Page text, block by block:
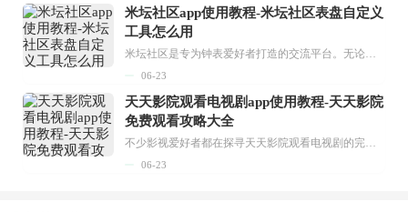
米坛社区app使用教程-米坛社区表盘自定义
工具怎么用
米坛社区是专为钟表爱好者打造的交流平台。无论你是初涉钟表领域的普通爱好者，还是拥有多年收藏经验的资深玩家，都能在此找到属于自己的天地。 无需注册，就能轻松参与其中。通过专业的讨论论坛与丰富的交互功能，你可与世界各地的钟表爱好者畅快交流。若你钟情于钟表，米坛社区无疑是值得一试的理想之选。在这里，你能获取最新的手表资讯，交流见解，提升鉴赏品味，让每一块手表都成为收藏故事中重要的一部分。感兴趣的朋友，不要错过下载机会。...
06-23
天天影院观看电视剧app使用教程-天天影院
免费观看攻略大全
不少影视爱好者都在探寻天天影院观看电视剧的完整方法，结合最新平台使用规则，本篇新手入门攻略全面讲解观看渠道、检索流程、播放设置以及画面模式调整等实用内容。全文适配手机、电脑等主流设备，步骤简洁易懂，无论是初次使用的新手，还是想要优化观影体验的用户，都能参照内容快速上手，熟练掌握平台各项操作技巧，轻松畅享影视内容。...
06-23